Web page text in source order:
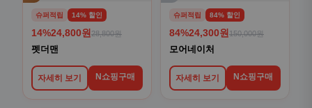
슈퍼적립 14% 할인
14%24,800원 28,800원
펫더맨
자세히 보기 N쇼핑구매
슈퍼적립 84% 할인
84%24,300원 150,000원
모어네이처
자세히 보기 N쇼핑구매